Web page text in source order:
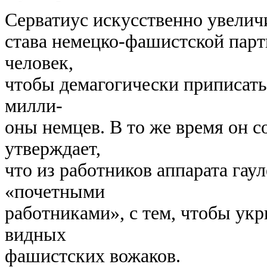
Серватиус искусственно
става немецко-фашистской
человек,
чтобы демагогически
милли-
оны немцев. В то же время он
утверждает,
что из работников аппарата
«почетными
работниками», с тем, чтобы
видных
фашистских вожаков.